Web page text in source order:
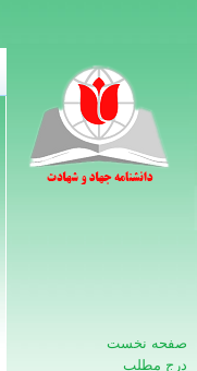
صفحه نخست
درج مطلب